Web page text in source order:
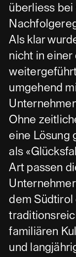
überliess bei
Als klar
nicht in
umgehend
Ohne
eine Lösung
als
Art passen
dem Südtirol
familiären
und